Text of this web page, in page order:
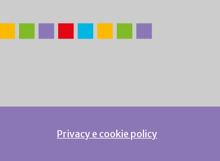
Privacy e cookie policy